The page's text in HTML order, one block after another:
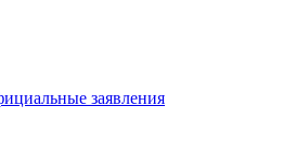
заявления